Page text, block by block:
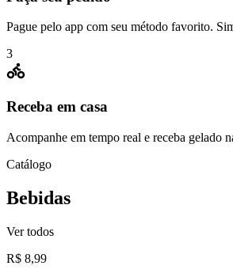
Pague pelo app com seu método favorito.
3
Receba em casa
Acompanhe em tempo real e receba gelado
Catálogo
Bebidas
Ver todos
R$ 8,99